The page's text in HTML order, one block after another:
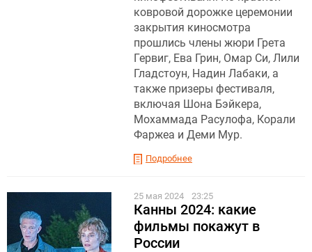
ковровой дорожке церемонии
закрытия киносмотра
прошлись члены жюри Грета
Гервиг, Ева Грин, Омар Си, Лили
Гладстоун, Надин Лабаки, а
также призеры фестиваля,
включая Шона Бэйкера,
Мохаммада Расулофа, Корали
Фаржеа и Деми Мур.
Подробнее
25 мая 2024 23:25
Канны 2024: какие
фильмы покажут в
России